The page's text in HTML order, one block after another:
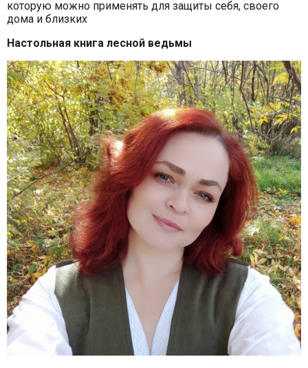
которую можно применять для защиты себя, своего
дома и близких
Настольная книга лесной ведьмы